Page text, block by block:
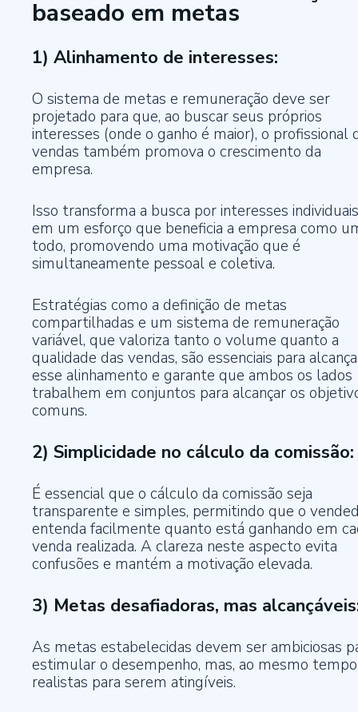
baseado em metas
1) Alinhamento de interesses:
O sistema de metas e remuneração deve ser
projetado para que, ao buscar seus próprios
interesses (onde o ganho é maior), o profissional
vendas também promova o crescimento da
empresa.
Isso transforma a busca por interesses individuais
em um esforço que beneficia a empresa como
todo, promovendo uma motivação que é
simultaneamente pessoal e coletiva.
Estratégias como a definição de metas
compartilhadas e um sistema de remuneração
variável, que valoriza tanto o volume quanto a
qualidade das vendas, são essenciais para
esse alinhamento e garante que ambos os lados
trabalhem em conjuntos para alcançar os
comuns.
2) Simplicidade no cálculo da comissão:
É essencial que o cálculo da comissão seja
transparente e simples, permitindo que o
entenda facilmente quanto está ganhando em
venda realizada. A clareza neste aspecto evita
confusões e mantém a motivação elevada.
3) Metas desafiadoras, mas
As metas estabelecidas devem ser ambiciosas
estimular o desempenho, mas, ao mesmo tempo
realistas para serem atingíveis.